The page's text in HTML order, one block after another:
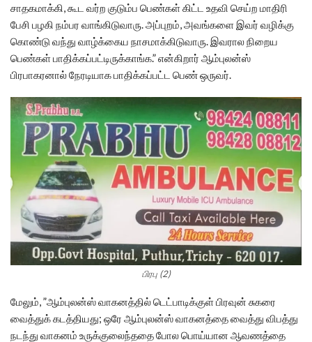
சாதகமாக்கி, கூட வர்ற குடும்ப பெண்கள் கிட்ட உதவி செய்ற மாதிரி
பேசி பழகி நம்பர வாங்கிடுவாரு. அப்புறம், அவங்களை இவர் வழிக்கு
கொண்டு வந்து வாழ்க்கைய நாசமாக்கிடுவாரு. இவரால நிறைய
பெண்கள் பாதிக்கப்பட்டிருக்காங்க.” என்கிறார் ஆம்புலன்ஸ்
பிரபாகரனால் நேரடியாக பாதிக்கப்பட்ட பெண் ஒருவர்.
பிரபு (2)
மேலும், ”ஆம்புலன்ஸ் வாகனத்தில் டெட்பாடிக்குள் பிரவுன் சுகரை
வைத்துக் கடத்தியது; ஒரே ஆம்புலன்ஸ் வாகனத்தை வைத்து விபத்து
நடந்து வாகனம் உருக்குலைந்ததை போல பொய்யான ஆவணத்தை